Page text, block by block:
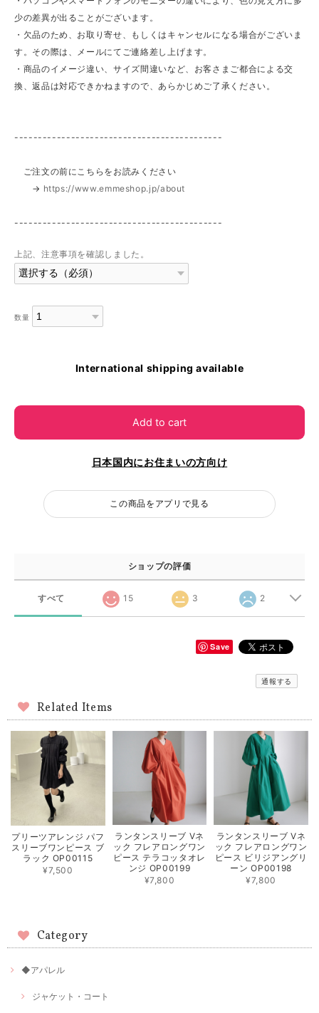
少の差異が出ることがございます。
・欠品のため、お取り寄せ、もしくはキャンセルになる場合がございま
す。その際は、メールにてご連絡差し上げます。
・商品のイメージ違い、サイズ間違いなど、お客さまご都合による交
換、返品は対応できかねますので、あらかじめご了承ください。
--------------------------------------------
ご注文の前にこちらをお読みください
→ https://www.emmeshop.jp/about
--------------------------------------------
上記、注意事項を確認しました。
数量
International shipping available
Add to cart
日本国内にお住まいの方向け
この商品をアプリで見る
ショップの評価
すべて 15 3 2
Save
通報する
Related Items
プリーツアレンジ パフ
スリーブワンピース ブ
ラック OP00115
¥7,500
ランタンスリーブ Vネ
ック フレアロングワン
ピース テラコッタオレ
ンジ OP00199
¥7,800
ランタンスリーブ Vネ
ック フレアロングワン
ピース ビリジアングリ
ーン OP00198
¥7,800
Category
◆アパレル
ジャケット・コート